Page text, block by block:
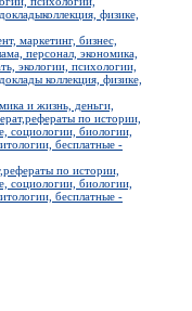
физике,
маркетинг, бизнес,
персонал, экономика,
экологии, психологии,
коллекция, физике,
и жизнь, деньги,
по истории,
социологии, биологии,
бесплатные -
по истории,
социологии, биологии,
бесплатные -